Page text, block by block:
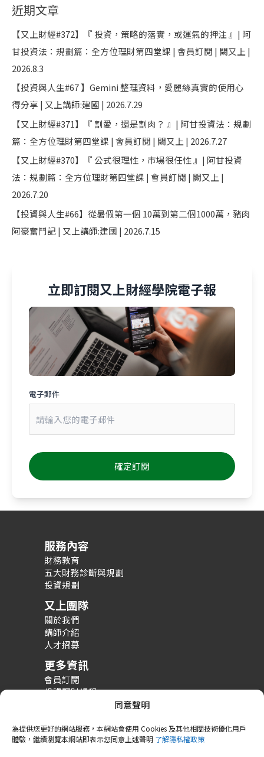
同意聲明
為提供您更好的網站服務，本網站會使用 Cookies 及其他相關技術優化用戶
體驗，繼續瀏覽本網站即表示您同意上述聲明 了解隱私權政策
近期文章
【又上財經#372】『 投資，策略的落實，或運氣的押注 』| 阿
甘投資法：規劃篇：全方位理財第四堂課 | 會員訂閱 | 闕又上 |
2026.8.3
【投資與人生#67 】Gemini 整理資料，愛麗絲真實的使用心
得分享 | 又上講師:建國 | 2026.7.29
【又上財經#371】『 割愛，還是割肉？ 』| 阿甘投資法：規劃
篇：全方位理財第四堂課 | 會員訂閱 | 闕又上 | 2026.7.27
【又上財經#370】『 公式很理性，市場很任性 』| 阿甘投資
法：規劃篇：全方位理財第四堂課 | 會員訂閱 | 闕又上 |
2026.7.20
【投資與人生#66】從暑假第一個 10萬到第二個1000萬，豬肉
阿豪奮鬥記 | 又上講師:建國 | 2026.7.15
立即訂閱又上財經學院電子報
電子郵件
服務內容
財務教育
五大財務診斷與規劃
投資規劃
又上團隊
關於我們
講師介紹
人才招募
更多資訊
會員訂閱
投資理財課程
整體財務規劃課程